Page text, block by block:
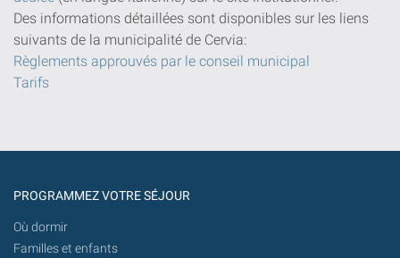
Des informations détaillées sont disponibles sur les liens
suivants de la municipalité de Cervia:
Règlements approuvés par le conseil municipal
Tarifs
PROGRAMMEZ VOTRE SÉJOUR
Où dormir
Familles et enfants